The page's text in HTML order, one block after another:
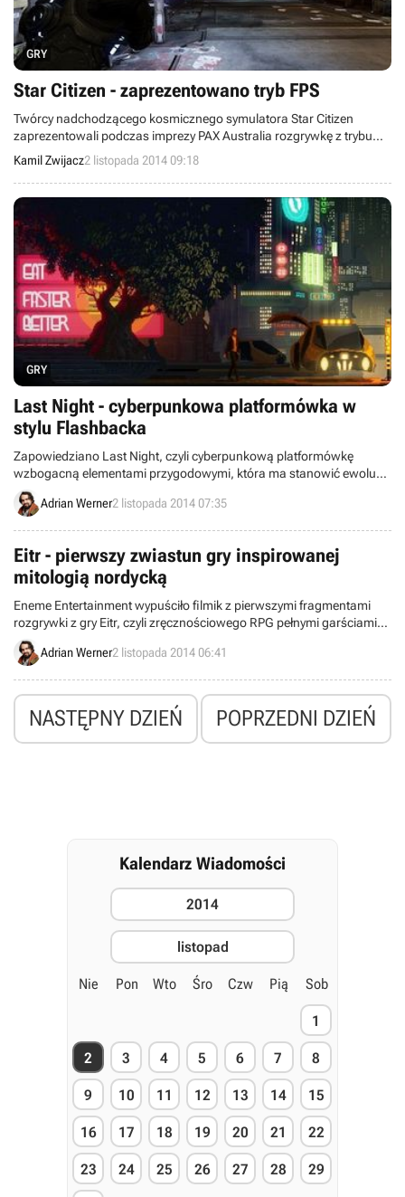
GRY
Star Citizen - zaprezentowano tryb FPS
Twórcy nadchodzącego kosmicznego symulatora Star Citizen
zaprezentowali podczas imprezy PAX Australia rozgrywkę z trybu
FPS. Premiera wczesnej wersji tego elementu ma odbyć się w
pierwszych miesiącach 2015 roku.
Kamil Zwijacz2 listopada 2014 09:18
GRY
Last Night - cyberpunkowa platformówka w
stylu Flashbacka
Zapowiedziano Last Night, czyli cyberpunkową platformówkę
wzbogacną elementami przygodowymi, która ma stanowić ewolucję
rozwiązań z takich produkcji jak Another World czy Flashback.
Projekt stanowi komercyjne rozwinięcie jednego z najlepszych
Adrian Werner2 listopada 2014 07:35
Eitr - pierwszy zwiastun gry inspirowanej
mitologią nordycką
Eneme Entertainment wypuściło filmik z pierwszymi fragmentami
rozgrywki z gry Eitr, czyli zręcznościowego RPG pełnymi garściami
czerpiącego z mitologii nordyckiej.
Adrian Werner2 listopada 2014 06:41
NASTĘPNY DZIEŃ POPRZEDNI DZIEŃ
Kalendarz Wiadomości
2014
listopad
Nie Pon Wto Śro Czw Pią Sob
1
2 3 4 5 6 7 8
9 10 11 12 13 14 15
16 17 18 19 20 21 22
23 24 25 26 27 28 29